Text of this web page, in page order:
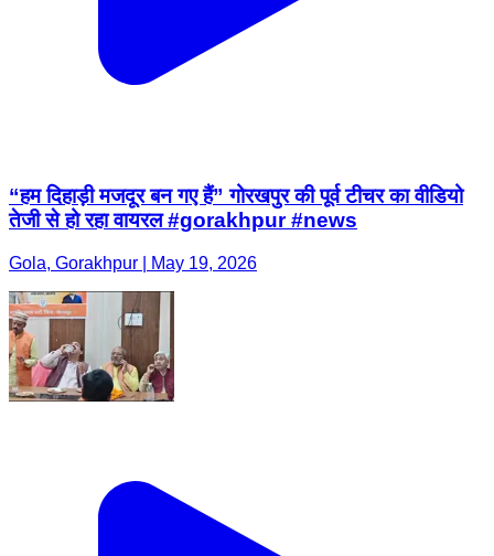
“हम दिहाड़ी मजदूर बन गए हैं” गोरखपुर की पूर्व टीचर का वीडियो
तेजी से हो रहा वायरल #gorakhpur #news
Gola, Gorakhpur | May 19, 2026